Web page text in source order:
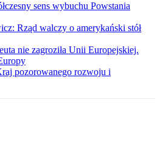
sens wybuchu Powstania
Rząd walczy o amerykański stół
nie zagroziła Unii Europejskiej.
pozorowanego rozwoju i